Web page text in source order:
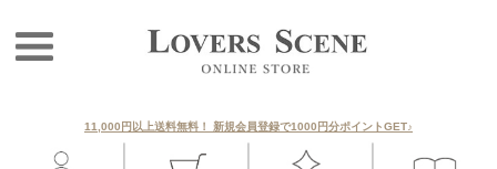
11,000円以上送料無料！ 新規会員登録で1000円分ポイントGET♪